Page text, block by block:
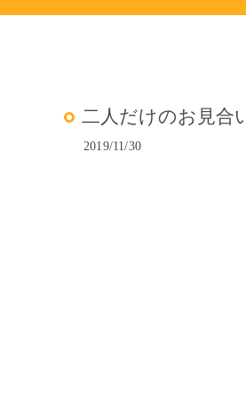
二人だけのお見合
2019/11/30